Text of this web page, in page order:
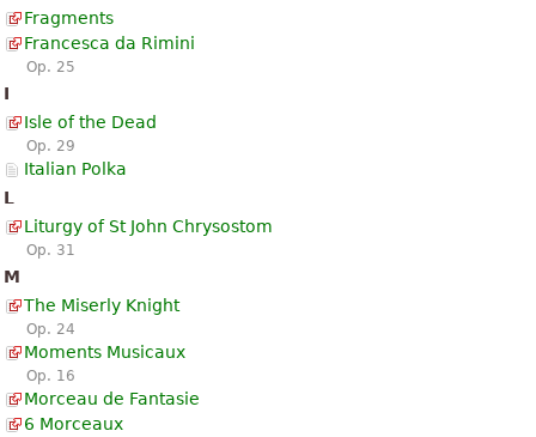
Fragments
Francesca da Rimini
Op. 25
I
Isle of the Dead
Op. 29
Italian Polka
L
Liturgy of St John Chrysostom
Op. 31
M
The Miserly Knight
Op. 24
Moments Musicaux
Op. 16
Morceau de Fantasie
6 Morceaux